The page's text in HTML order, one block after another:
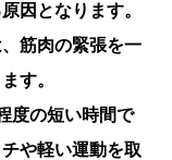
因となります。
筋肉の緊張を一
す。
度の短い時間で
や軽い運動を取